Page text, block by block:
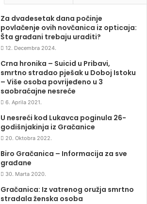
Za dvadesetak dana počinje
povlačenje ovih novčanica iz opticaja:
Šta građani trebaju uraditi?
12. Decembra 2024.
Crna hronika – Suicid u Pribavi,
smrtno stradao pješak u Doboj Istoku
– Više osoba povrijeđeno u 3
saobraćajne nesreće
6. Aprila 2021.
U nesreći kod Lukavca poginula 26-
godišnjakinja iz Gračanice
20. Oktobra 2022.
Biro Gračanica – Informacija za sve
građane
30. Marta 2020.
Gračanica: Iz vatrenog oružja smrtno
stradala ženska osoba